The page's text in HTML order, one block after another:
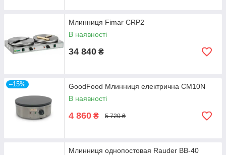
Млинниця Fimar CRP2
В наявності
34 840 ₴
–15%
GoodFood Млинниця електрична CM10N
В наявності
4 860 ₴ 5 720 ₴
Млинниця однопостовая Rauder BB-40